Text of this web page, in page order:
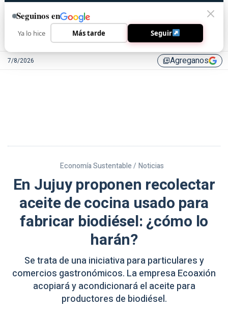
7/8/2026 library_addAgreganos
Economía Sustentable / Noticias
En Jujuy proponen recolectar
aceite de cocina usado para
fabricar biodiésel: ¿cómo lo
harán?
Se trata de una iniciativa para particulares y
comercios gastronómicos. La empresa Ecoaxión
acopiará y acondicionará el aceite para
productores de biodiésel.
Seguinos en
Ya lo hice Más tarde Seguir